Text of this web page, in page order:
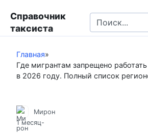
Справочник
таксиста
e
c
h
Главная»
Где мигрантам запрещено
в 2026 году. Полный список
Мирон
1 месяц-